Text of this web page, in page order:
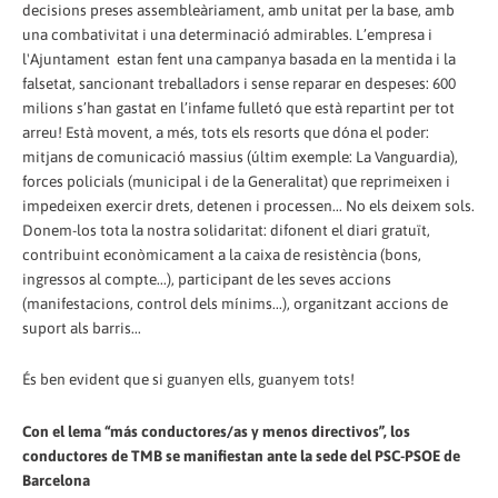
decisions preses assembleàriament, amb unitat per la base, amb
una combativitat i una determinació admirables. L’empresa i
l'Ajuntament estan fent una campanya basada en la mentida i la
falsetat, sancionant treballadors i sense reparar en despeses: 600
milions s’han gastat en l’infame fulletó que està repartint per tot
arreu! Està movent, a més, tots els resorts que dóna el poder:
mitjans de comunicació massius (últim exemple: La Vanguardia),
forces policials (municipal i de la Generalitat) que reprimeixen i
impedeixen exercir drets, detenen i processen... No els deixem sols.
Donem-los tota la nostra solidaritat: difonent el diari gratuït,
contribuint econòmicament a la caixa de resistència (bons,
ingressos al compte...), participant de les seves accions
(manifestacions, control dels mínims...), organitzant accions de
suport als barris...
És ben evident que si guanyen ells, guanyem tots!
Con el lema “más conductores/as y menos directivos”, los
conductores de TMB se manifiestan ante la sede del PSC-PSOE de
Barcelona